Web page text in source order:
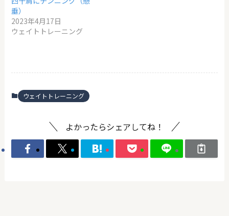
垂）
2023年4月17日
ウェイトトレーニング
ウェイトトレーニング
よかったらシェアしてね！